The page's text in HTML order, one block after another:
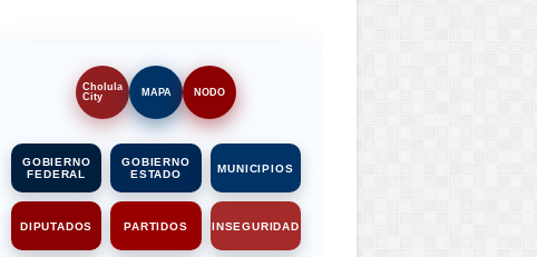
Cholula
City
MAPA NODO
GOBIERNO
FEDERAL
GOBIERNO
ESTADO
MUNICIPIOS
DIPUTADOS PARTIDOS INSEGURIDAD